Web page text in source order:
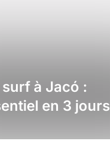
à Jacó :
en 3 jours